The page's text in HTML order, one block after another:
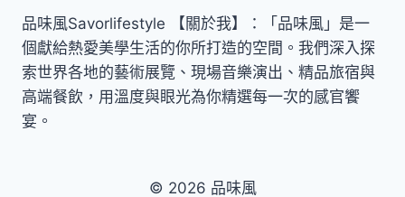
品味風Savorlifestyle 【關於我】：「品味風」是一
個獻給熱愛美學生活的你所打造的空間。我們深入探
索世界各地的藝術展覽、現場音樂演出、精品旅宿與
高端餐飲，用溫度與眼光為你精選每一次的感官饗
宴。
© 2026 品味風